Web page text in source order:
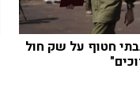
חטוף על שק חול